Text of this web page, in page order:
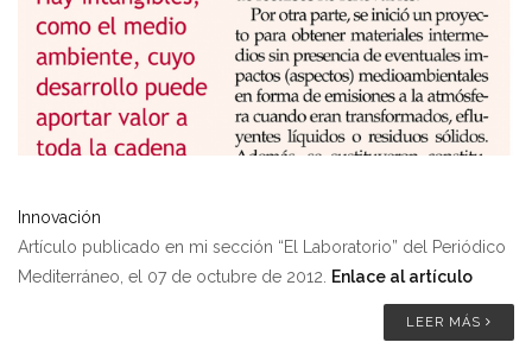
Innovación
Artículo publicado en mi sección “El Laboratorio” del Periódico
Mediterráneo, el 07 de octubre de 2012.
Enlace al artículo
LEER MÁS